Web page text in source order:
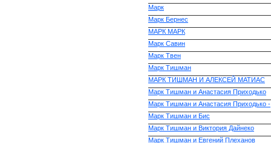
Марк
Марк Бернес
МАРК МАРК
Марк Савин
Марк Твен
Марк Тишман
МАРК ТИШМАН И АЛЕКСЕЙ МАТИАС
Марк Тишман и Анастасия Приходько
Марк Тишман и Анастасия Приходько -
Марк Тишман и Бис
Марк Тишман и Виктория Дайнеко
Марк Тишман и Евгений Плеханов